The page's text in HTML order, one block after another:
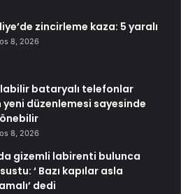
zincirleme kaza: 5 yaralı
8, 2026
bataryalı telefonlar
yeni düzenlemesi sayesinde
8, 2026
gizemli labirenti bulunca
‘ Bazı kapılar asla
dedi